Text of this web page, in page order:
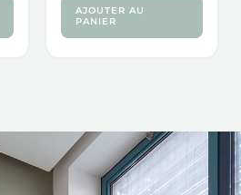
AJOUTER AU
PANIER